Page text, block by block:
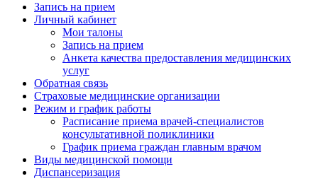
Запись на прием
Личный кабинет
Мои талоны
Запись на прием
Анкета качества предоставления медицинских
услуг
Обратная связь
Страховые медицинские организации
Режим и график работы
Расписание приема врачей-специалистов
консультативной поликлиники
График приема граждан главным врачом
Виды медицинской помощи
Диспансеризация